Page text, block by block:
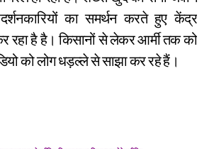
का समर्थन करते हुए केंद्र
रहा है है। किसानों से लेकर आर्मी तक को
को लोग धड़ल्ले से साझा कर रहे हैं।